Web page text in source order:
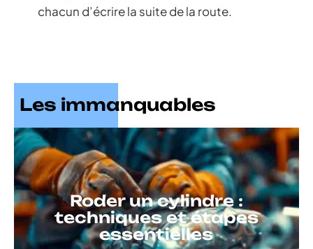
chacun d’écrire la suite de la route.
Les immanquables
Roder un cylindre :
techniques et étapes
essentielles